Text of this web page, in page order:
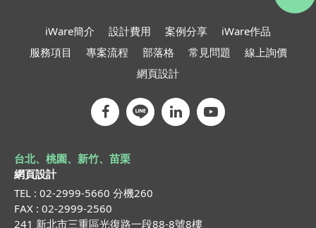
iWare簡介 設計費用 案例分享
iWare作品
服務項目
專案流程 部落格 常見問題
線上詢價
網頁設計
台北、桃園、新竹、苗栗
網頁設計
TEL : 02-2999-5660 分機260
FAX : 02-2999-2560
241 新北市三重區光復路一段88-8號8樓